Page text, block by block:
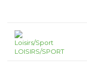
LOISIRS/SPORT